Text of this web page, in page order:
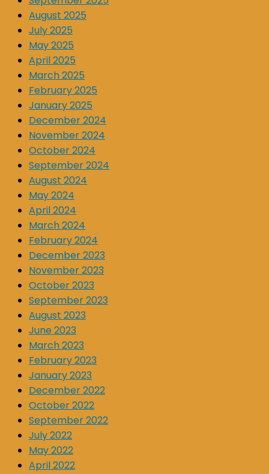
August 2025
July 2025
May 2025
April 2025
March 2025
February 2025
January 2025
December 2024
November 2024
October 2024
September 2024
August 2024
May 2024
April 2024
March 2024
February 2024
December 2023
November 2023
October 2023
September 2023
August 2023
June 2023
March 2023
February 2023
January 2023
December 2022
October 2022
September 2022
July 2022
May 2022
April 2022